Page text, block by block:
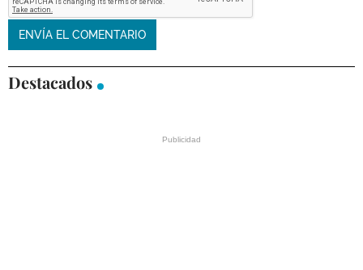
Destacados